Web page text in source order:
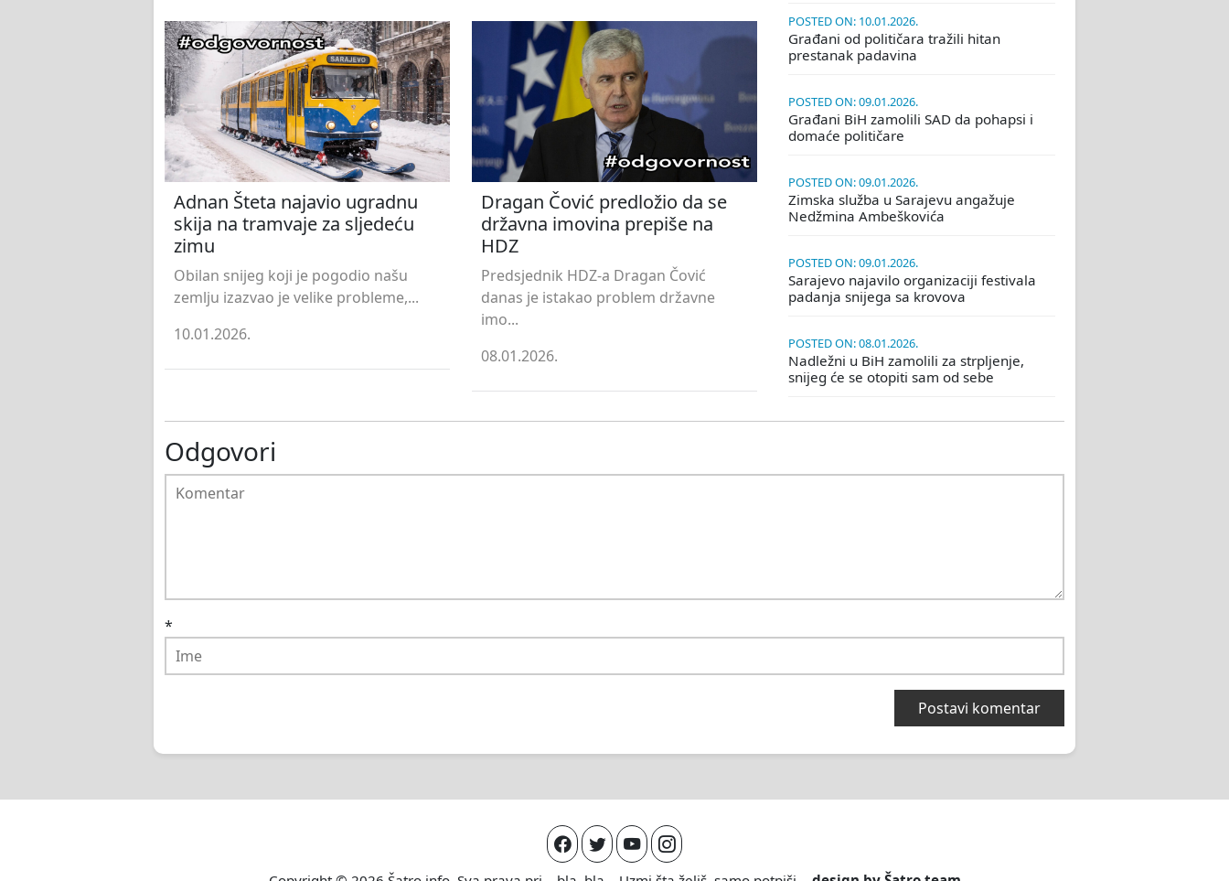
Adnan Šteta najavio ugradnu
skija na tramvaje za sljedeću
zimu
Obilan snijeg koji je pogodio našu
zemlju izazvao je velike probleme,...
10.01.2026.
Dragan Čović predložio da se
državna imovina prepiše na
HDZ
Predsjednik HDZ-a Dragan Čović
danas je istakao problem državne
imo...
08.01.2026.
POSTED ON: 10.01.2026.
Građani od političara tražili hitan
prestanak padavina
POSTED ON: 09.01.2026.
Građani BiH zamolili SAD da pohapsi i
domaće političare
POSTED ON: 09.01.2026.
Zimska služba u Sarajevu angažuje
Nedžmina Ambeškovića
POSTED ON: 09.01.2026.
Sarajevo najavilo organizaciji festivala
padanja snijega sa krovova
POSTED ON: 08.01.2026.
Nadležni u BiH zamolili za strpljenje,
snijeg će se otopiti sam od sebe
Odgovori
*